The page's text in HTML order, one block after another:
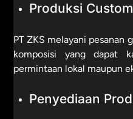
Produksi
PT ZKS melayani pesanan
komposisi yang dapat
permintaan lokal maupun
Penyediaan